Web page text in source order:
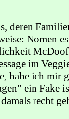
deren
Nomen
im
habe ich mir
ein Fake
recht